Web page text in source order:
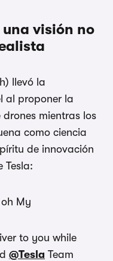
visión no
llevó la
al proponer la
mientras los
como ciencia
de innovación
Tesla:
My
to you while
@Tesla Team